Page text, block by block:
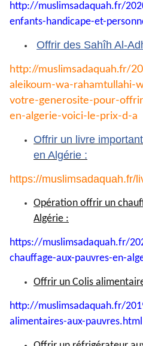
http://muslimsadaquah.fr/
enfants-handicape-et-
Offrir des Sahîh Al-
http://muslimsadaquah.fr/
aleikoum-wa-rahamtullahi-
votre-generosite-pour-
en-algerie-voici-le-prix-d-a
Offrir un livre
en Algérie :
https://muslimsadaquah.fr/
Opération offrir un
Algérie :
https://muslimsadaquah.fr/
chauffage-aux-pauvres-en-
Offrir un Colis
http://muslimsadaquah.fr/
alimentaires-aux-pauvres.html